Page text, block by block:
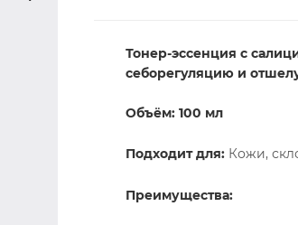
Тонер-эссенция с
себорегуляцию и
Объём: 100 мл
Подходит для: Кожи,
Преимущества: